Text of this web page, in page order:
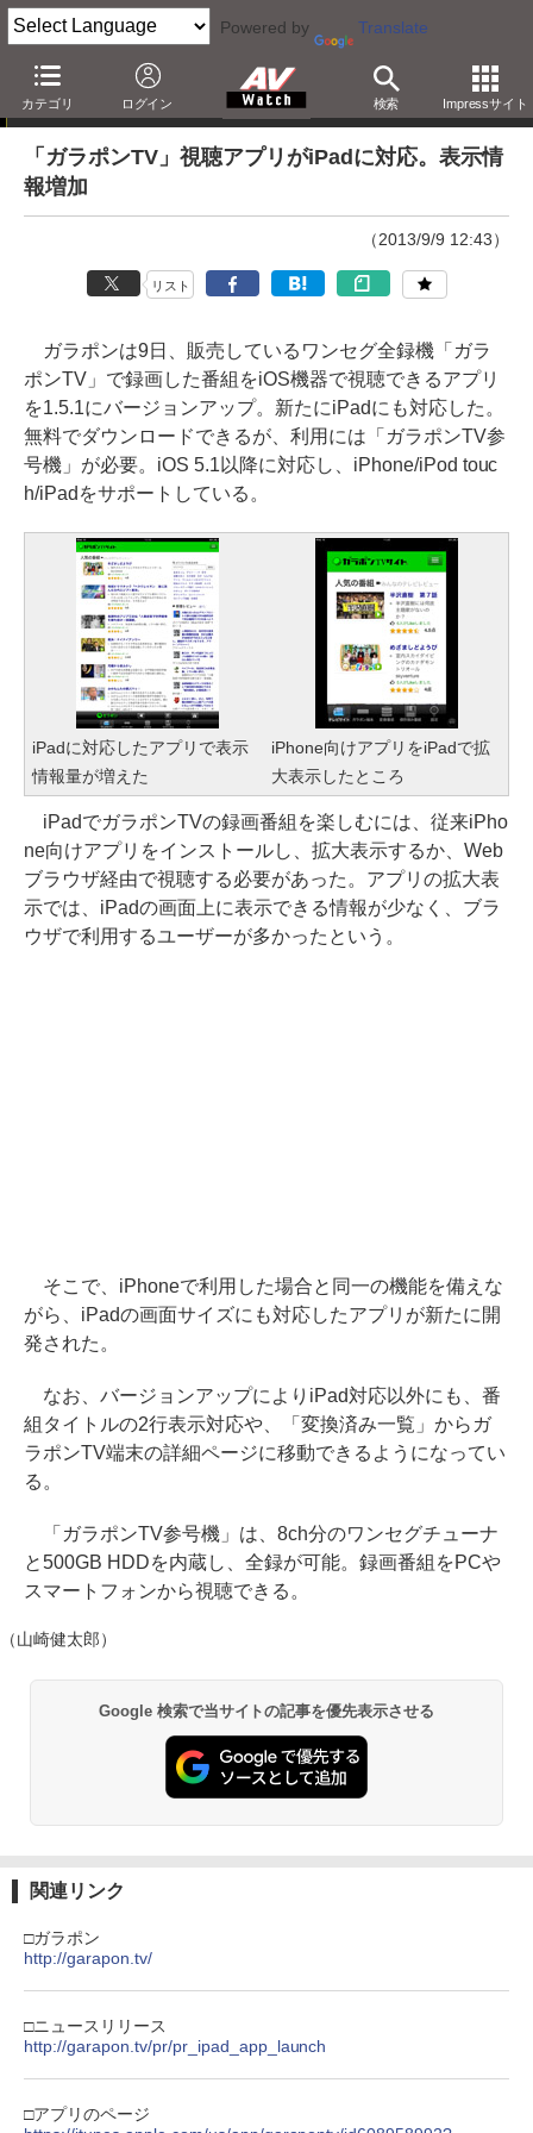
Powered by Translate
カテゴリ ログイン 検索 Impressサイト
ニュース
「ガラポンTV」視聴アプリがiPadに対応。表示情
報増加
（2013/9/9 12:43）
リスト
ガラポンは9日、販売しているワンセグ全録機「ガラ
ポンTV」で録画した番組をiOS機器で視聴できるアプリ
を1.5.1にバージョンアップ。新たにiPadにも対応した。
無料でダウンロードできるが、利用には「ガラポンTV参
号機」が必要。iOS 5.1以降に対応し、iPhone/iPod touc
h/iPadをサポートしている。
iPadに対応したアプリで表示
情報量が増えた
iPhone向けアプリをiPadで拡
大表示したところ
iPadでガラポンTVの録画番組を楽しむには、従来iPho
ne向けアプリをインストールし、拡大表示するか、Web
ブラウザ経由で視聴する必要があった。アプリの拡大表
示では、iPadの画面上に表示できる情報が少なく、ブラ
ウザで利用するユーザーが多かったという。
そこで、iPhoneで利用した場合と同一の機能を備えな
がら、iPadの画面サイズにも対応したアプリが新たに開
発された。
なお、バージョンアップによりiPad対応以外にも、番
組タイトルの2行表示対応や、「変換済み一覧」からガ
ラポンTV端末の詳細ページに移動できるようになってい
る。
「ガラポンTV参号機」は、8ch分のワンセグチューナ
と500GB HDDを内蔵し、全録が可能。録画番組をPCや
スマートフォンから視聴できる。
（山崎健太郎）
Google 検索で当サイトの記事を優先表示させる
関連リンク
□ガラポン
http://garapon.tv/
□ニュースリリース
http://garapon.tv/pr/pr_ipad_app_launch
□アプリのページ